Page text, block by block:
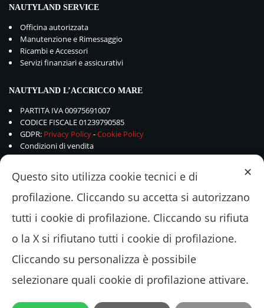
NAUTYLAND SERVICE
Officina autorizzata
Manutenzione e Rimessaggio
Ricambi e Accessori
Servizi finanziari e assicurativi
NAUTYLAND L’ACCRICCO MARE
PARTITA IVA 00975691007
CODICE FISCALE 01239790585
GDPR: Privacy Policy-Cookie Policy
Condizioni di vendita
✕
Questo sito utilizza cookie tecnici e di
profilazione. Cliccando su accetta si autorizzano
tutti i cookie di profilazione. Cliccando su rifiuta
o la X si rifiutano tutti i cookie di profilazione.
Cliccando su personalizza è possibile
selezionare quali cookie di profilazione attivare.